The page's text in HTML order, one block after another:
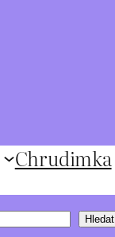
Chrudimka
Hledat